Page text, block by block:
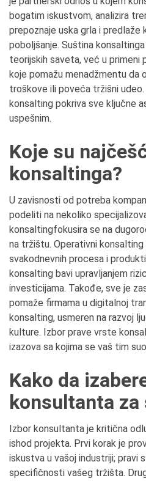
bogatim iskustvom, analizira
prepoznaje uska grla i
poboljšanje. Suština
teorijskih saveta, već u primeni
koje pomažu menadžmentu da
troškove ili poveća tržišni
konsalting pokriva sve ključne
uspešnim.
Koje su
konsaltinga?
U zavisnosti od potreba
podeliti na nekoliko
konsaltingfokusira se na
na tržištu. Operativni
svakodnevnih procesa i
konsalting bavi upravljanjem
investicijama. Takođe, sve je
pomaže firmama u digitalnoj
konsalting, usmeren na razvoj
kulture. Izbor prave vrste
izazova sa kojima se vaš tim
Kako da
konsultanta za
Izbor konsultanta je kritična
ishod projekta. Prvi korak je
iskustva u vašoj industriji; pravi
specifičnosti vašeg tržišta.